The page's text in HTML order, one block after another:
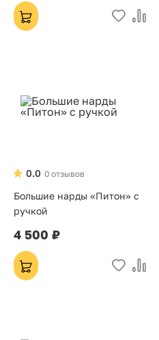
0 отзывов
0.0
Большие нарды «Питон» с
ручкой
4 500 ₽